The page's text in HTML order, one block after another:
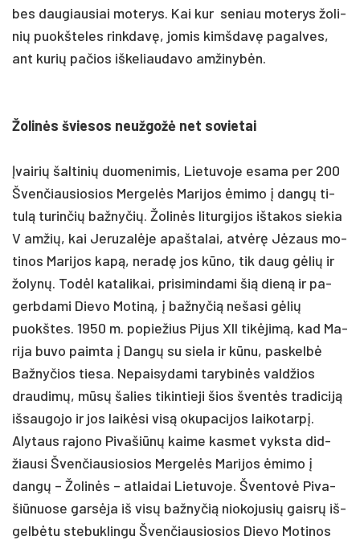
bes dau­giau­siai mo­te­rys. Kai kur se­niau mo­te­rys žo­li­
nių puokš­te­les rink­davę, jo­mis kimš­davę pa­gal­ves,
ant ku­rių pa­čios iš­ke­liau­da­vo am­ži­nybėn.
Žo­linės švie­sos neuž­gožė net so­vie­tai
Įvai­rių šal­ti­nių duo­me­ni­mis, Lie­tu­vo­je esa­ma per 200
Šven­čiau­sio­sios Mer­gelės Ma­ri­jos ėmi­mo į dangų ti­
tulą tu­rin­čių baž­ny­čių. Žo­linės li­tur­gi­jos iš­ta­kos sie­kia
V am­žių, kai Je­ru­zalė­je apaš­ta­lai, at­vėrę Jėzaus mo­
ti­nos Ma­ri­jos kapą, ne­radę jos kūno, tik daug gėlių ir
žo­lynų. Todėl ka­ta­li­kai, pri­si­min­da­mi šią dieną ir pa­
gerb­da­mi Die­vo Mo­tiną, į baž­ny­čią ne­ša­si gėlių
puokš­tes. 1950 m. po­pie­žius Pi­jus XII tikė­jimą, kad Ma­
ri­ja bu­vo paim­ta į Dangų su sie­la ir kūnu, pa­skelbė
Baž­ny­čios tie­sa. Ne­pai­sy­da­mi ta­ry­binės vald­žios
drau­dimų, mūsų ša­lies ti­kin­tie­ji šios šventės tra­di­ciją
iš­sau­go­jo ir jos laikė­si visą oku­pa­ci­jos lai­ko­tarpį.
Aly­taus ra­jo­no Pi­va­šiūnų kai­me kas­met vyks­ta did­
žiau­si Šven­čiau­sio­sios Mer­gelės Ma­ri­jos ėmi­mo į
dangų – Žo­linės – at­lai­dai Lie­tu­vo­je. Šven­tovė Pi­va­
šiū­nuo­se garsė­ja iš visų baž­ny­čią nio­ko­ju­sių gaisrų iš­
gelbė­tu ste­buk­lin­gu Šven­čiau­sio­sios Die­vo Mo­ti­nos